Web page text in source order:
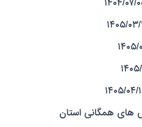
۰۷/۰۵
۰۳/۳۱
۰۴/۱۴
۱۹
۰۴/۱۹
های همگانی استان